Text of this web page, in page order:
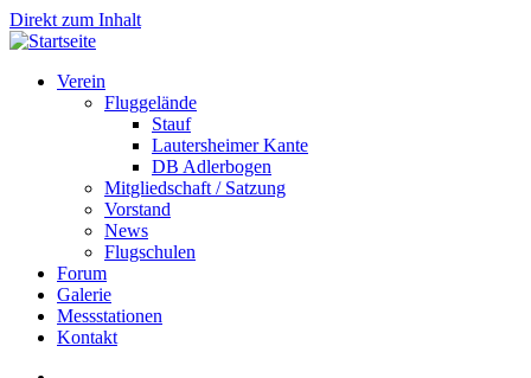
Direkt zum Inhalt
Verein
Fluggelände
Stauf
Lautersheimer Kante
DB Adlerbogen
Mitgliedschaft / Satzung
Vorstand
News
Flugschulen
Forum
Galerie
Messstationen
Kontakt